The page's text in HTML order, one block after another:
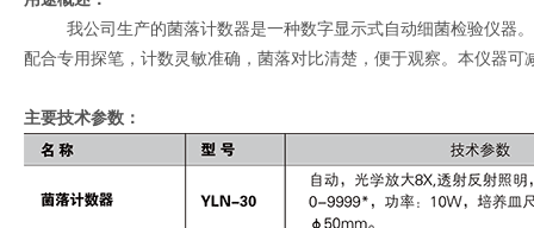
我公司生产的菌落计数器是一种数字显示式自动细菌检验仪器。
配合专用探笔，计数灵敏准确，菌落对比清楚，便于观察。本仪器
主要技术参数：